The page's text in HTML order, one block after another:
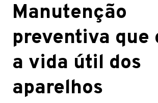
Manutenção
preventiva que
a vida útil dos
aparelhos